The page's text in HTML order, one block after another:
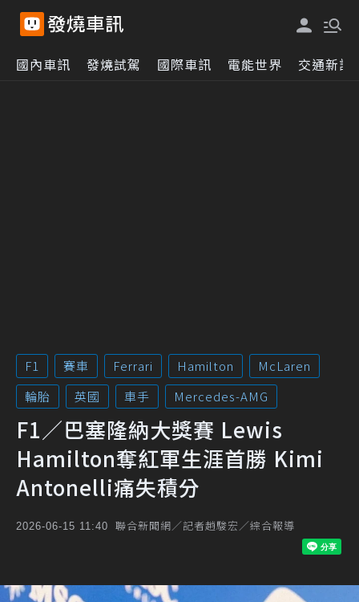
國內車訊 發燒試駕 國際車訊 電能世界 交通新訊
F1 賽車 Ferrari Hamilton
McLaren
輪胎
英國 車手 Mercedes-AMG
F1／巴塞隆納大獎賽 Lewis
Hamilton奪紅軍生涯首勝 Kimi
Antonelli痛失積分
2026-06-15 11:40 聯合新聞網／記者趙駿宏／綜合報導